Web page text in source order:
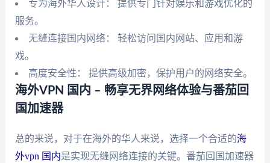
专为海外华人设计： 提供专门针对娱乐和游戏优化的
服务。
无缝连接国内网络： 轻松访问国内网站、应用和游
戏。
高度安全性： 提供高级加密，保护用户的网络安全。
海外VPN 国内 – 畅享无界网络体验与番茄回
国加速器
总的来说，对于在海外的华人来说，选择一个合适的海
外vpn 国内是实现无缝网络连接的关键。番茄回国加速器